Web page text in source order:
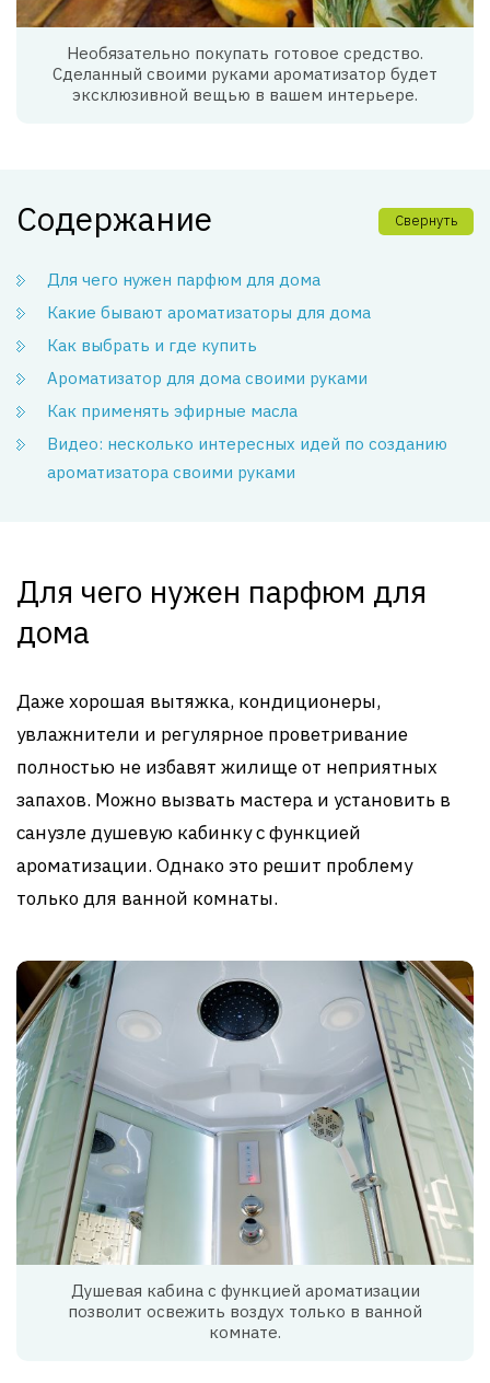
Необязательно покупать готовое средство.
Сделанный своими руками ароматизатор будет
эксклюзивной вещью в вашем интерьере.
Содержание Свернуть
Для чего нужен парфюм для дома
Какие бывают ароматизаторы для дома
Как выбрать и где купить
Ароматизатор для дома своими руками
Как применять эфирные масла
Видео: несколько интересных идей по созданию
ароматизатора своими руками
Для чего нужен парфюм для
дома
Даже хорошая вытяжка, кондиционеры,
увлажнители и регулярное проветривание
полностью не избавят жилище от неприятных
запахов. Можно вызвать мастера и установить в
санузле душевую кабинку с функцией
ароматизации. Однако это решит проблему
только для ванной комнаты.
Душевая кабина с функцией ароматизации
позволит освежить воздух только в ванной
комнате.